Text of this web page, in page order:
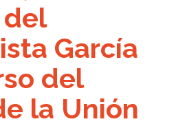
García
del
la Unión